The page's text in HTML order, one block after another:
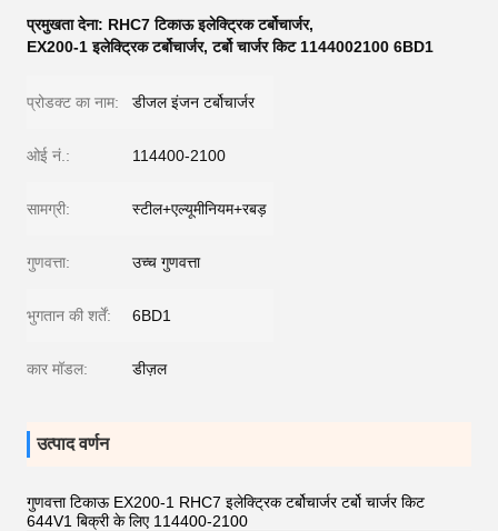
प्रमुखता देना: RHC7 टिकाऊ इलेक्ट्रिक टर्बोचार्जर,
EX200-1 इलेक्ट्रिक टर्बोचार्जर,टर्बो चार्जर किट 1144002100 6BD1
प्रोडक्ट का नाम: डीजल इंजन टर्बोचार्जर
ओई नं.: 114400-2100
सामग्री: स्टील+एल्यूमीनियम+रबड़
गुणवत्ता: उच्च गुणवत्ता
भुगतान की शर्तें: 6BD1
कार मॉडल: डीज़ल
उत्पाद वर्णन
गुणवत्ता टिकाऊ EX200-1 RHC7 इलेक्ट्रिक टर्बोचार्जर टर्बो चार्जर किट
644V1 बिक्री के लिए 114400-2100